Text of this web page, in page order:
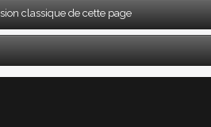
classique de cette page